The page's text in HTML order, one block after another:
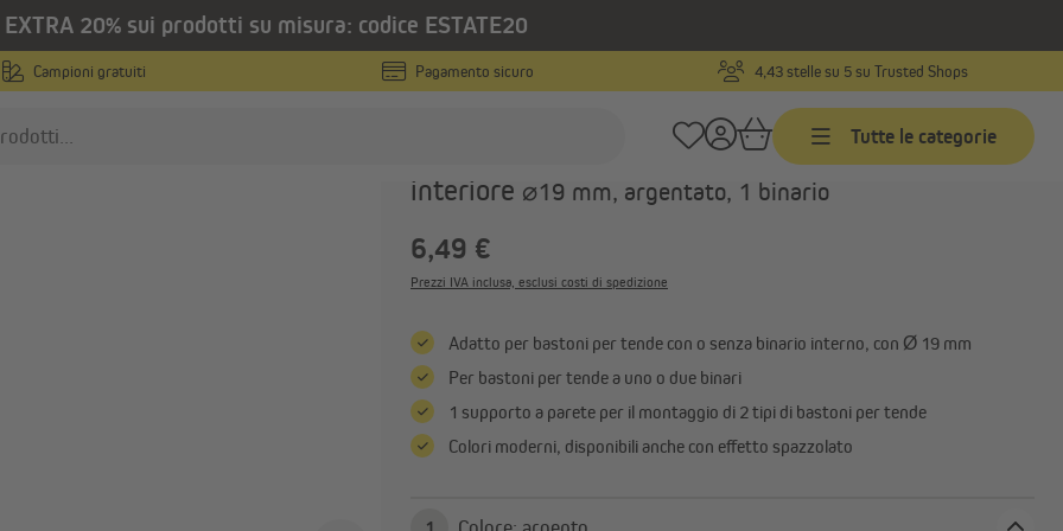
EXTRA 20% sui prodotti su misura: codice ESTATE20
Campioni gratuiti Pagamento sicuro 4,43 stelle su 5 su Trusted Shops
Tutte le categorie
Tende a rullo senza fori
Mostra tutto
Veneziane in alluminio
Mostra tutto
tende e accessori
1000025958
Supporto da parete per bastone per tenda / Guida
interiore ⌀19 mm, argentato, 1 binario
6,49 €
Prezzi IVA inclusa, esclusi costi di spedizione
Adatto per bastoni per tende con o senza binario interno, con Ø 19 mm
Per bastoni per tende a uno o due binari
1 supporto a parete per il montaggio di 2 tipi di bastoni per tende
Colori moderni, disponibili anche con effetto spazzolato